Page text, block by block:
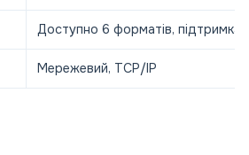
Доступно 6 форматів, підтримка
Мережевий, TCP/IP